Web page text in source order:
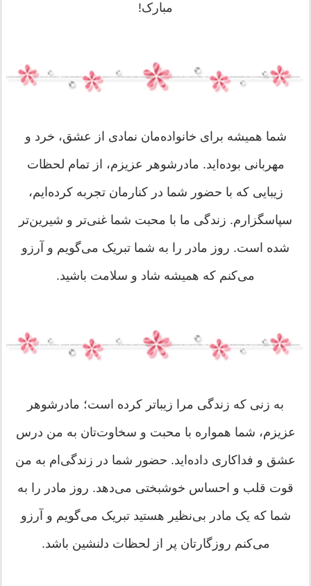
مبارک!
شما همیشه برای خانواده‌مان نمادی از عشق، خرد و
مهربانی بوده‌اید. مادرشوهر عزیزم، از تمام لحظات
زیبایی که با حضور شما در کنارمان تجربه کرده‌ایم،
سپاسگزارم. زندگی ما با محبت شما غنی‌تر و شیرین‌تر
شده است. روز مادر را به شما تبریک می‌گویم و آرزو
می‌کنم که همیشه شاد و سلامت باشید.
به زنی که زندگی مرا زیباتر کرده است؛ مادرشوهر
عزیزم، شما همواره با محبت و سخاوت‌تان به من درس
عشق و فداکاری داده‌اید. حضور شما در زندگی‌ام به من
قوت قلب و احساس خوشبختی می‌دهد. روز مادر را به
شما که یک مادر بی‌نظیر هستید تبریک می‌گویم و آرزو
می‌کنم روزگارتان پر از لحظات دلنشین باشد.